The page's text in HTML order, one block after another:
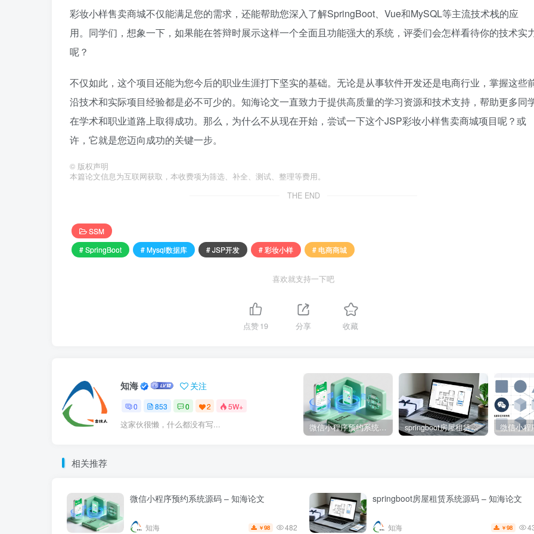
彩妆小样售卖商城不仅能满足您的需求，还能帮助您深入了解SpringBoot、Vue和MySQL等主流技术栈的应
用。同学们，想象一下，如果能在答辩时展示这样一个全面且功能强大的系统，评委们会怎样看待你的技术实
呢？
不仅如此，这个项目还能为您今后的职业生涯打下坚实的基础。无论是从事软件开发还是电商行业，掌握这些
沿技术和实际项目经验都是必不可少的。知海论文一直致力于提供高质量的学习资源和技术支持，帮助更多同
在学术和职业道路上取得成功。那么，为什么不从现在开始，尝试一下这个JSP彩妆小样售卖商城项目呢？或
许，它就是您迈向成功的关键一步。
© 版权声明
本篇论文信息为互联网获取，本收费项为筛选、补全、测试、整理等费用。
THE END
SSM
# SpringBoot
# Mysql数据库 # JSP开发 # 彩妆小样 # 电商商城
喜欢就支持一下吧
点赞19 分享 收藏
知海 关注
0 853 0 2 5W+
这家伙很懒，什么都没有写... 微信小程序预约系统源码 – 知海论文 springboot房屋租赁系统源码 – 知海论文
相关推荐
微信小程序预约系统源码 – 知海论文
知海 ￥98 482
springboot房屋租赁系统源码 – 知海论文
知海 ￥98